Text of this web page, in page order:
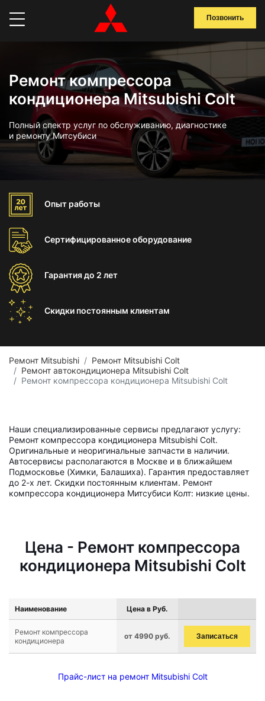
Позвонить
Ремонт компрессора
кондиционера Mitsubishi Colt
Полный спектр услуг по обслуживанию, диагностике
и ремонту Митсубиси
Опыт работы
Сертифицированноеоборудование
Гарантиядо 2 лет
Скидки постоянным клиентам
Ремонт Mitsubishi
Ремонт Mitsubishi Colt
Ремонт автокондиционера Mitsubishi Colt
Ремонт компрессора кондиционера Mitsubishi Colt
Наши специализированные сервисы предлагают услугу:
Ремонт компрессора кондиционера Mitsubishi Colt.
Оригинальные и неоригинальные запчасти в наличии.
Автосервисы располагаются в Москве и в ближайшем
Подмосковье (Химки, Балашиха). Гарантия предоставляет
до 2-х лет. Скидки постоянным клиентам. Ремонт
компрессора кондиционера Митсубиси Колт: низкие цены.
Цена - Ремонт компрессора
кондиционера Mitsubishi Colt
Наименование Цена в Руб.
Ремонт компрессора
кондиционера
от 4990 руб. Записаться
Прайс-лист на ремонт Mitsubishi Colt